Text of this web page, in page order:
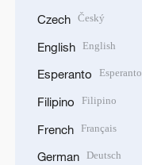
Czech Český
English English
Esperanto Esperanto
Filipino Filipino
French Français
German Deutsch